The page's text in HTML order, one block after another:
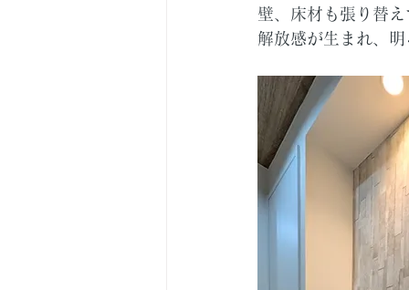
壁、床材も張り替
解放感が生まれ、